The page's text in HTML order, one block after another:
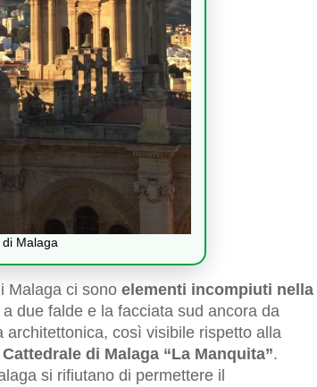
di Malaga
Malaga ci sono elementi incompiuti nella
due falde e la facciata sud ancora da
così visibile rispetto alla
di Malaga “La Manquita”.
si rifiutano di permettere il